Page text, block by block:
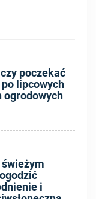
poczekać
lipcowych
ogrodowych
i